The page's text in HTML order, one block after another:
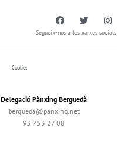
Segueix-nos a les xarxes socials
Cookies
Delegació Pànxing Berguedà
bergueda@panxing.net
93 753 27 08